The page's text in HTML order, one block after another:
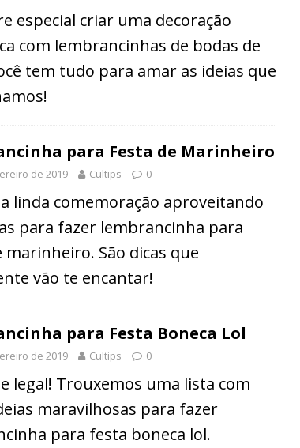
especial criar uma decoração
com lembrancinhas de bodas de
tem tudo para amar as ideias que
para Festa de Marinheiro
de 2019 Cultips 0
linda comemoração aproveitando
para fazer lembrancinha para
marinheiro. São dicas que
vão te encantar!
para Festa Boneca Lol
de 2019 Cultips 0
legal! Trouxemos uma lista com
maravilhosas para fazer
para festa boneca lol.